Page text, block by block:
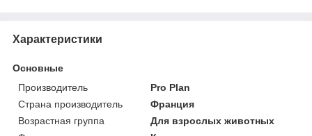
Характеристики
Основные
Производитель
Pro Plan
Страна производитель
Франция
Возрастная группа
Для взрослых животных